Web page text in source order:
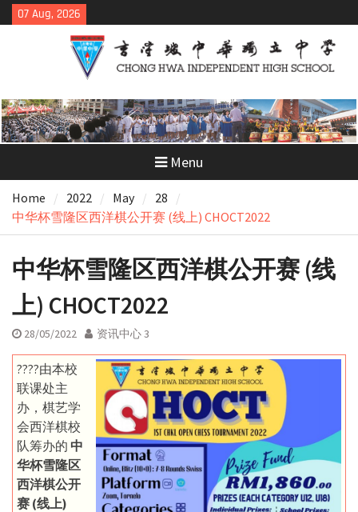
Skip
to
07 Aug, 2026
Menu
Home 2022 May
28
中华杯雪隆区西洋棋公开赛 (线上) CHOCT2022
中华杯雪隆区西洋棋公开赛 (线
上) CHOCT2022
28/05/2022 资讯中心 3
????由本校
联课处主
办，棋艺学
会西洋棋校
队筹办的 中
华杯雪隆区
西洋棋公开
赛 (线上)